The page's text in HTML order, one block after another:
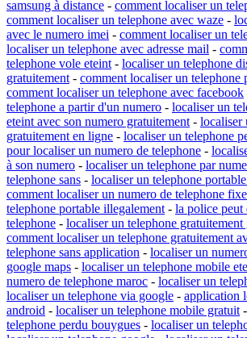
samsung à distance - comment localiser un
comment localiser un telephone avec waze -
avec le numero imei - comment localiser un
localiser un telephone avec adresse mail -
telephone vole eteint - localiser un telephone
gratuitement - comment localiser un telephone
comment localiser un telephone avec facebook
telephone a partir d'un numero - localiser un
eteint avec son numero gratuitement - localiser
gratuitement en ligne - localiser un telephone
pour localiser un numero de telephone -
à son numero - localiser un telephone par
telephone sans - localiser un telephone
comment localiser un numero de telephone fixe
telephone portable illegalement - la police peut
telephone - localiser un telephone gratuitement
comment localiser un telephone gratuitement
telephone sans application - localiser un
google maps - localiser un telephone mobile
numero de telephone maroc - localiser un
localiser un telephone via google - application
android - localiser un telephone mobile gratuit -
telephone perdu bouygues - localiser un